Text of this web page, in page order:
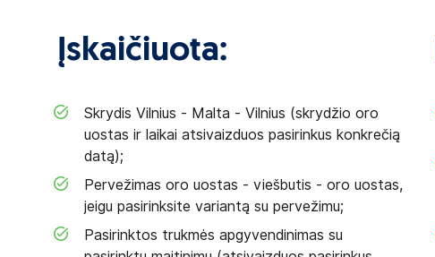
Įskaičiuota:
Skrydis Vilnius - Malta - Vilnius (skrydžio oro
uostas ir laikai atsivaizduos pasirinkus konkrečią
datą);
Pervežimas oro uostas - viešbutis - oro uostas,
jeigu pasirinksite variantą su pervežimu;
Pasirinktos trukmės apgyvendinimas su